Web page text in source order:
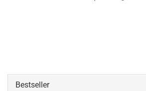
Bestseller